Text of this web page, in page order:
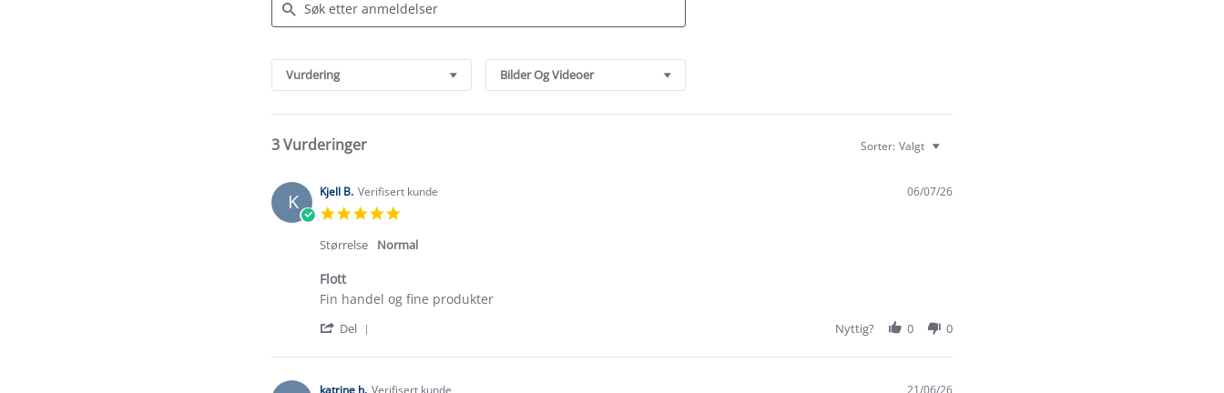
Reviews
Vurdering Bilder Og Videoer
3 Vurderinger Sorter: Valgt
K Kjell B. Verifisert kunde
rating
06/07/26
Størrelse Normal
Flott
Review
Kjell
on
review
Flott
Fin handel og fine produkter
Del
Review
Kjell
Nyttig? 0 0
katrine h. Verifisert kunde 21/06/26